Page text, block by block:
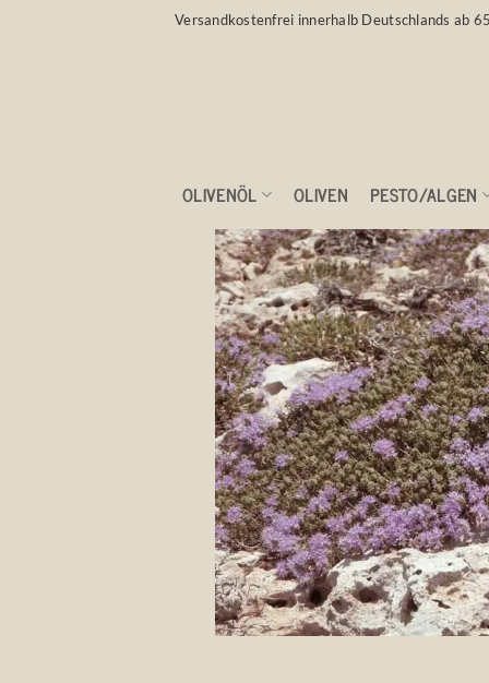
Zum
Versandkostenfrei innerhalb Deutschlands ab
OLIVENÖL OLIVEN PESTO/ALGEN